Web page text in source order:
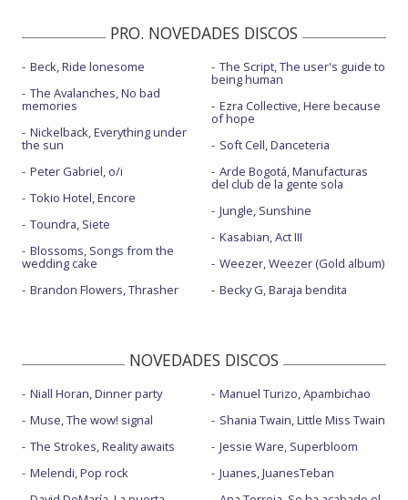
PRO. NOVEDADES DISCOS
Beck, Ride lonesome
The Avalanches, No bad
memories
Nickelback, Everything under
the sun
Peter Gabriel, o/i
Tokio Hotel, Encore
Toundra, Siete
Blossoms, Songs from the
wedding cake
Brandon Flowers, Thrasher
The Script, The user's guide to
being human
Ezra Collective, Here because
of hope
Soft Cell, Danceteria
Arde Bogotá, Manufacturas
del club de la gente sola
Jungle, Sunshine
Kasabian, Act III
Weezer, Weezer (Gold album)
Becky G, Baraja bendita
NOVEDADES DISCOS
Niall Horan, Dinner party
Muse, The wow! signal
The Strokes, Reality awaits
Melendi, Pop rock
Manuel Turizo, Apambichao
Shania Twain, Little Miss Twain
Jessie Ware, Superbloom
Juanes, JuanesTeban